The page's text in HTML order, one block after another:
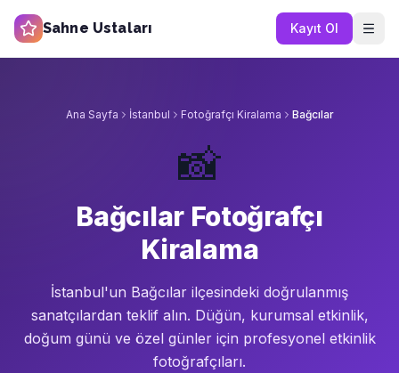
Sahne Ustaları Kayıt Ol
Ana Sayfa İstanbul Fotoğrafçı Kiralama Bağcılar
📸
Bağcılar Fotoğrafçı
Kiralama
İstanbul'un Bağcılar ilçesindeki doğrulanmış
sanatçılardan teklif alın. Düğün, kurumsal etkinlik,
doğum günü ve özel günler için profesyonel etkinlik
fotoğrafçıları.